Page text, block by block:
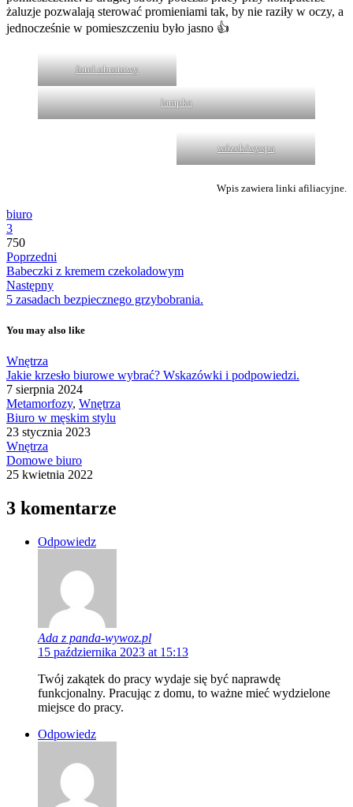
żaluzje pozwalają sterować promieniami tak, by nie raziły w oczy, a
jednocześnie w pomieszczeniu było jasno 👍
fotel obrotowy
lampka
wózek/wyspa
Wpis zawiera linki afiliacyjne.
biuro
3
750
Poprzedni
Babeczki z kremem czekoladowym
Następny
5 zasadach bezpiecznego grzybobrania.
You may also like
Wnętrza
Jakie krzesło biurowe wybrać? Wskazówki i podpowiedzi.
7 sierpnia 2024
Metamorfozy, Wnętrza
Biuro w męskim stylu
23 stycznia 2023
Wnętrza
Domowe biuro
25 kwietnia 2022
3 komentarze
Odpowiedz
Ada z panda-wywoz.pl
15 października 2023 at 15:13
Twój zakątek do pracy wydaje się być naprawdę
funkcjonalny. Pracując z domu, to ważne mieć wydzielone
miejsce do pracy.
Odpowiedz